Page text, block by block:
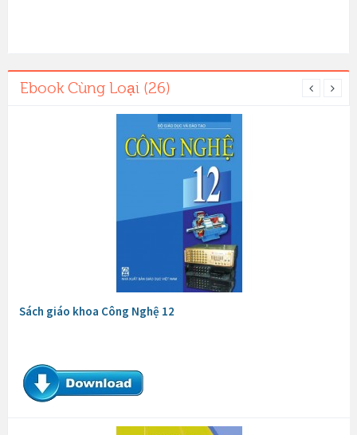
Ebook Cùng Loại (26)
Sách giáo khoa Công Nghệ 12